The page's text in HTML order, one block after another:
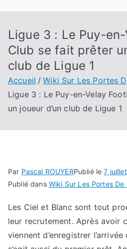
Ligue 3 : Le Puy-
Club se fait prêter
club de Ligue 1
Accueil
Wiki Sur Les Portes
Ligue 3 : Le Puy-en-Velay
un joueur d’un club de Ligue 1
Par Pascal ROUYERPublié le7
Publié dans Wiki Sur Les Portes De
Les Ciel et Blanc sont tout
leur recrutement. Après avoir
viennent d’enregistrer